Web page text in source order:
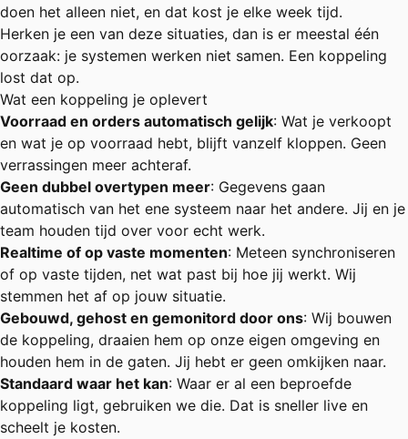
doen het alleen niet, en dat kost je elke week tijd.
Herken je een van deze situaties, dan is er meestal één
oorzaak: je systemen werken niet samen. Een koppeling
lost dat op.
Wat een koppeling je oplevert
Voorraad en orders automatisch gelijk: Wat je verkoopt
en wat je op voorraad hebt, blijft vanzelf kloppen. Geen
verrassingen meer achteraf.
Geen dubbel overtypen meer: Gegevens gaan
automatisch van het ene systeem naar het andere. Jij en je
team houden tijd over voor echt werk.
Realtime of op vaste momenten: Meteen synchroniseren
of op vaste tijden, net wat past bij hoe jij werkt. Wij
stemmen het af op jouw situatie.
Gebouwd, gehost en gemonitord door ons: Wij bouwen
de koppeling, draaien hem op onze eigen omgeving en
houden hem in de gaten. Jij hebt er geen omkijken naar.
Standaard waar het kan: Waar er al een beproefde
koppeling ligt, gebruiken we die. Dat is sneller live en
scheelt je kosten.